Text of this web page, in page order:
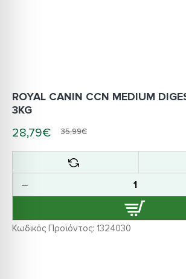
Κωδικός Προϊόντος: 1324030
ROYAL CANIN CCN MEDIUM
3KG
28,79€ 35,99€